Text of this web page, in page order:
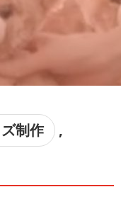
制作
,